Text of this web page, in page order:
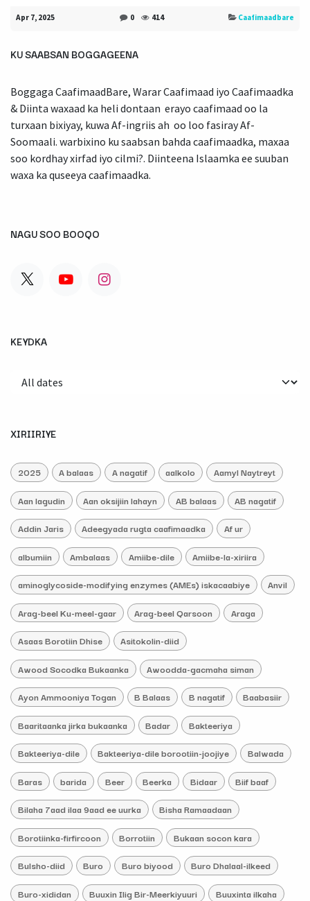
Apr 7, 2025 0 414 Caafimaadbare
KU SAABSAN BOGGAGEENA
Boggaga CaafimaadBare, Warar Caafimaad iyo Caafimaadka
& Diinta waxaad ka heli dontaan erayo caafimaad oo la
turxaan bixiyay, kuwa Af-ingriis ah oo loo fasiray Af-
Soomaali. warbixino ku saabsan bahda caafimaadka, maxaa
soo kordhay xirfad iyo cilmi?. Diinteena Islaamka ee suuban
waxa ka quseeya caafimaadka.
NAGU SOO BOOQO
KEYDKA
XIRIIRIYE
2025 A balaas A nagatif aalkolo Aamyl Naytreyt
Aan lagudin Aan oksijiin lahayn AB balaas AB nagatif
Addin Jaris Adeegyada rugta caafimaadka Af ur
albumiin Ambalaas Amiibe-dile Amiibe-la-xiriira
aminoglycoside-modifying enzymes (AMEs) iskacaabiye Anvil
Arag-beel Ku-meel-gaar Arag-beel Qarsoon Araga
Asaas Borotiin Dhise Asitokolin-diid
Awood Socodka Bukaanka Awoodda-gacmaha siman
Ayon Ammooniya Togan B Balaas B nagatif Baabasiir
Baaritaanka jirka bukaanka Badar Bakteeriya
Bakteeriya-dile Bakteeriya-dile borootiin-joojiye Balwada
Baras barida Beer Beerka Bidaar Biif baaf
Bilaha 7aad ilaa 9aad ee uurka Bisha Ramaadaan
Borotiinka-firfircoon Borrotiin Bukaan socon kara
Bulsho-diid Buro Buro biyood Buro Dhalaal-ilkeed
Buro-xididan Buuxin Ilig Bir-Meerkiyuuri Buuxinta ilkaha